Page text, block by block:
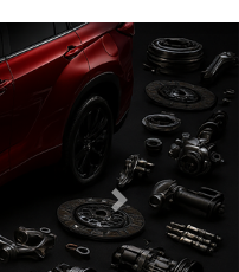
Next